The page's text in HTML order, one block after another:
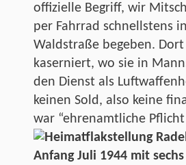
offizielle Begriff, wir
per Fahrrad schnellstens
Waldstraße begeben.
kaserniert, wo sie in
den Dienst als
keinen Sold, also keine
war “ehrenamtliche